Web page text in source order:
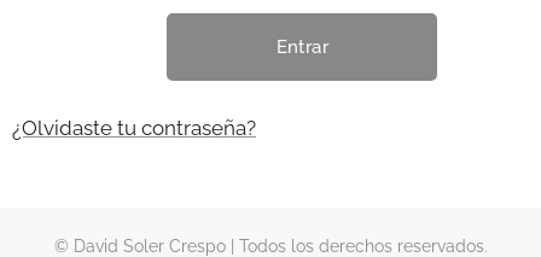
Entrar
¿Olvidaste tu contraseña?
© David Soler Crespo | Todos los derechos reservados.